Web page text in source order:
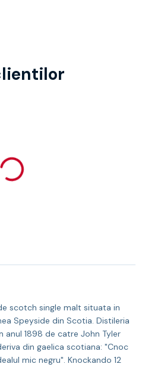
scotch single malt situata in
Speyside din Scotia. Distileria
1898 de catre John Tyler
din gaelica scotiana: "Cnoc
mic negru". Knockando 12